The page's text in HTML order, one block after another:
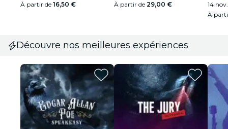
À partir de 16,50 €
À partir de 29,00 €
14
À
Découvre nos meilleures expériences